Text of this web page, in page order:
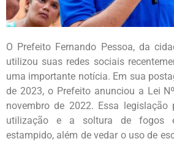
O Prefeito Fernando Pessoa, da
utilizou suas redes sociais
uma importante notícia. Em sua
de 2023, o Prefeito anunciou a Lei
novembro de 2022. Essa legislação
utilização e a soltura de fogos
estampido, além de vedar o uso de